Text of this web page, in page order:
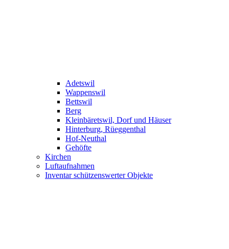
Adetswil
Wappenswil
Bettswil
Berg
Kleinbäretswil, Dorf und Häuser
Hinterburg, Rüeggenthal
Hof-Neuthal
Gehöfte
Kirchen
Luftaufnahmen
Inventar schützenswerter Objekte